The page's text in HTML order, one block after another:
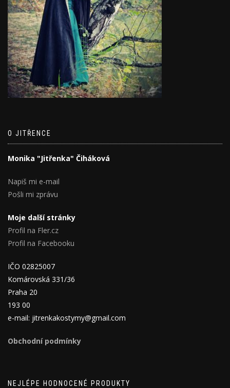
O JITŘENCE
Monika "Jitřenka" Čiháková
Napiš mi e-mail
Pošli mi zprávu
Moje další stránky
Profil na Fler.cz
Profil na Facebooku
IČO 02825007
Komárovská 331/36
Praha 20
193 00
e-mail: jitrenkakostymy@gmail.com
Obchodní podmínky
NEJLÉPE HODNOCENÉ PRODUKTY